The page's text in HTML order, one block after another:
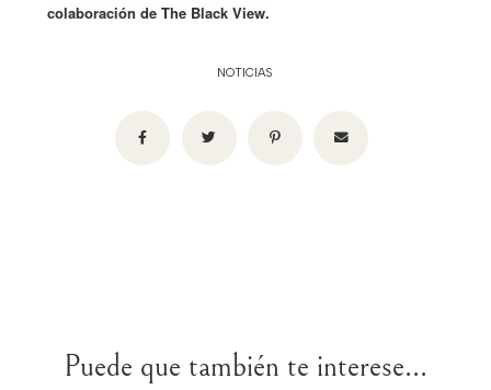
colaboración de The Black View.
NOTICIAS
Puede que también te interese...